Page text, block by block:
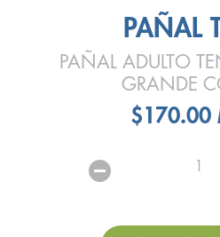
PAÑAL
PAÑAL ADULTO
GRANDE
$170.00
1